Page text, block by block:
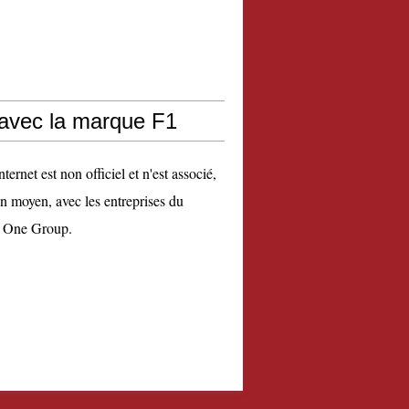
la marque F1
est non officiel et n'est associé,
moyen, avec les entreprises du
Group.